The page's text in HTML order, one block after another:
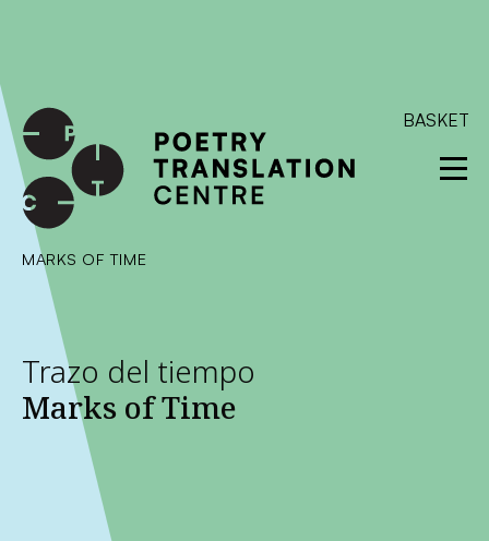
SKIP TO CONTENT
BASKET
MARKS OF TIME
Trazo del tiempo
Marks of Time